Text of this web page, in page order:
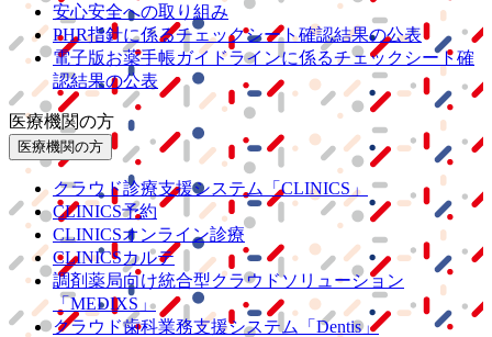
安心安全への取り組み
PHR指針に係るチェックシート確認結果の公表
電子版お薬手帳ガイドラインに係るチェックシート確
認結果の公表
医療機関の方
医療機関の方
クラウド診療支援システム
「CLINICS」
CLINICS予約
CLINICSオンライン診療
CLINICSカルテ
調剤薬局向け統合型クラウドソリューション
「MEDIXS」
クラウド歯科業務支援システム
「Dentis」